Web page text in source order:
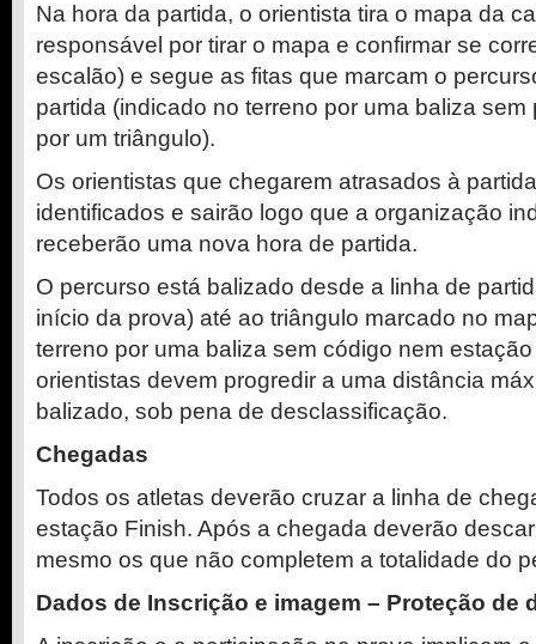
Na hora da partida, o orientista tira o mapa da
responsável por tirar o mapa e confirmar se
escalão) e segue as fitas que marcam o
partida (indicado no terreno por uma baliza
por um triângulo).
Os orientistas que chegarem atrasados à
identificados e sairão logo que a organização
receberão uma nova hora de partida.
O percurso está balizado desde a linha de
início da prova) até ao triângulo marcado no
terreno por uma baliza sem código nem
orientistas devem progredir a uma distância
balizado, sob pena de desclassificação.
Chegadas
Todos os atletas deverão cruzar a linha de
estação Finish. Após a chegada deverão
mesmo os que não completem a totalidade do
Dados de Inscrição e imagem – Proteção de